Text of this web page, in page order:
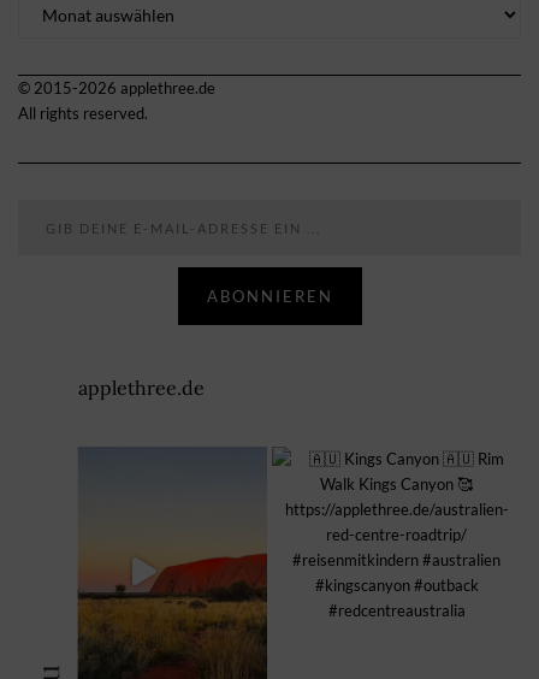
© 2015-2026 applethree.de
All rights reserved.
ABONNIEREN
applethree.de